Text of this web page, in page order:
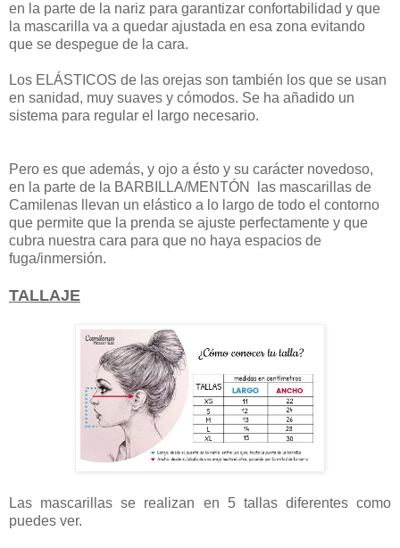
en la parte de la nariz para garantizar confortabilidad y que
la mascarilla va a quedar ajustada en esa zona evitando
que se despegue de la cara.
Los ELÁSTICOS de las orejas son también los que se usan
en sanidad, muy suaves y cómodos. Se ha añadido un
sistema para regular el largo necesario.
Pero es que además, y ojo a ésto y su carácter novedoso,
en la parte de la BARBILLA/MENTÓN las mascarillas de
Camilenas llevan un elástico a lo largo de todo el contorno
que permite que la prenda se ajuste perfectamente y que
cubra nuestra cara para que no haya espacios de
fuga/inmersión.
TALLAJE
Las mascarillas se realizan en 5 tallas diferentes como
puedes ver.